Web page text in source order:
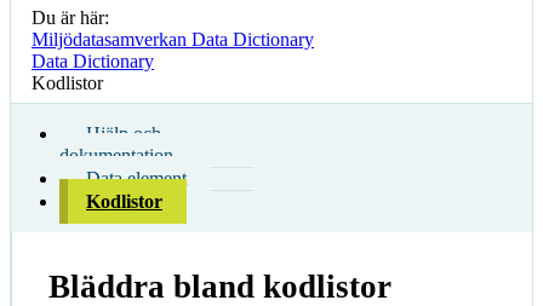
Du är här:
Miljödatasamverkan Data Dictionary
Data Dictionary
Kodlistor
Hjälp och
dokumentation
Data element
Kodlistor
Bläddra bland kodlistor